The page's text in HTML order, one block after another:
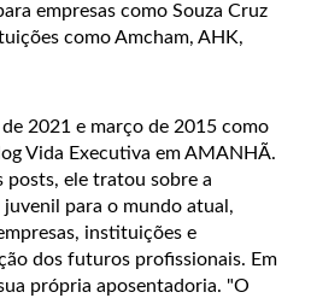
empresas como Souza Cruz
como Amcham, AHK,
2021 e março de 2015 como
Vida Executiva em AMANHÃ.
posts, ele tratou sobre a
para o mundo atual,
instituições e
dos futuros profissionais. Em
própria aposentadoria. "O